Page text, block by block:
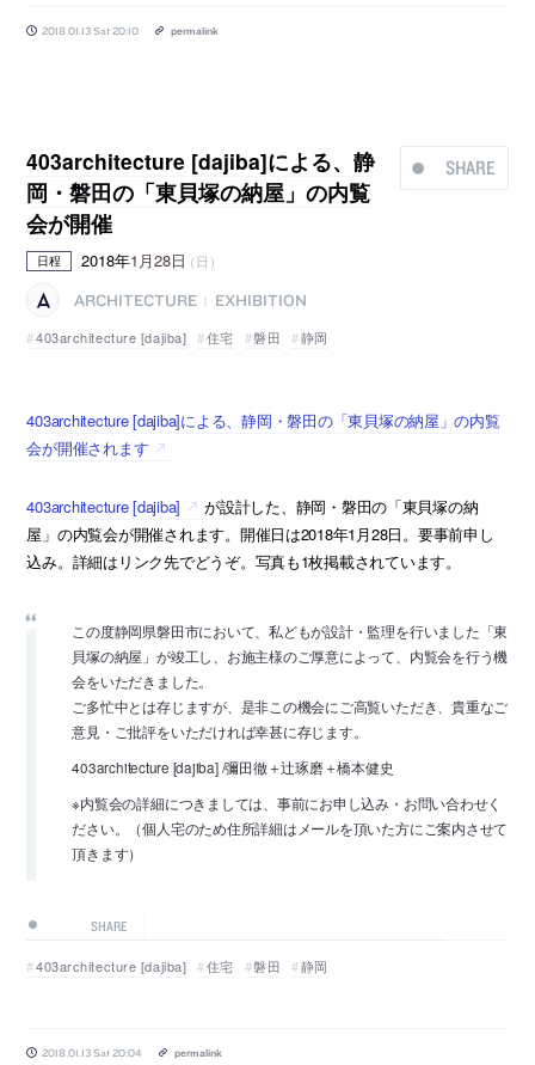
2018.01.13 Sat 20:10 permalink
SHARE
403architecture [dajiba]による、静
岡・磐田の「東貝塚の納屋」の内覧
会が開催
日程 2018年1月28日（日）
ARCHITECTURE
EXHIBITION
403architecture [dajiba]
住宅 磐田 静岡
403architecture [dajiba]による、静岡・磐田の「東貝塚の納屋」の内覧
会が開催されます
403architecture [dajiba]
が設計した、静岡・磐田の「東貝塚の納
屋」の内覧会が開催されます。開催日は2018年1月28日。要事前申し
込み。詳細はリンク先でどうぞ。写真も1枚掲載されています。
この度静岡県磐田市において、私どもが設計・監理を行いました「東
貝塚の納屋」が竣工し、お施主様のご厚意によって、内覧会を行う機
会をいただきました。
ご多忙中とは存じますが、是非この機会にご高覧いただき、貴重なご
意見・ご批評をいただければ幸甚に存じます。
403architecture [dajiba] /彌田徹＋辻琢磨＋橋本健史
※内覧会の詳細につきましては、事前にお申し込み・お問い合わせく
ださい。（個人宅のため住所詳細はメールを頂いた方にご案内させて
頂きます）
SHARE
403architecture [dajiba] 住宅 磐田 静岡
2018.01.13 Sat 20:04 permalink